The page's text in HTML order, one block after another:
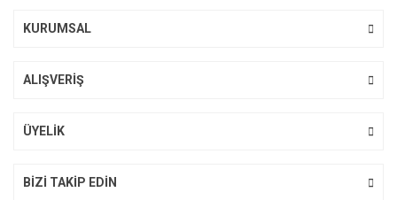
KURUMSAL
ALIŞVERİŞ
ÜYELİK
BİZİ TAKİP EDİN